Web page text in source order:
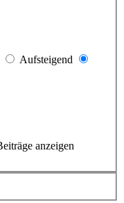
Aufsteigend
anzeigen